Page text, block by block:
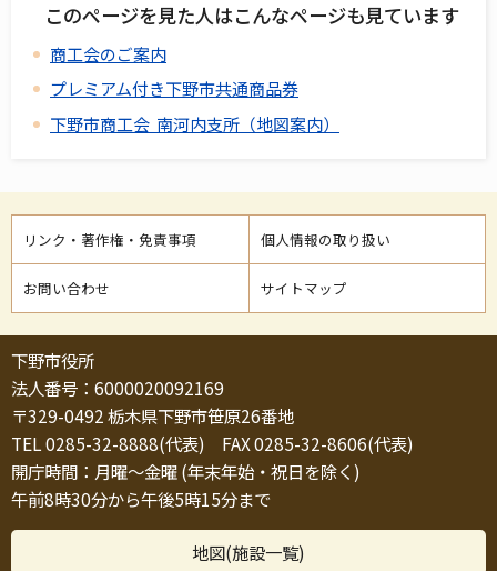
このページを見た人はこんなページも見ています
商工会のご案内
プレミアム付き下野市共通商品券
下野市商工会 南河内支所（地図案内）
リンク・著作権・免責事項 個人情報の取り扱い
お問い合わせ サイトマップ
下野市役所
法人番号：6000020092169
〒329-0492 栃木県下野市笹原26番地
TEL 0285-32-8888(代表) FAX 0285-32-8606(代表)
開庁時間：月曜～金曜 (年末年始・祝日を除く)
午前8時30分から午後5時15分まで
地図(施設一覧)